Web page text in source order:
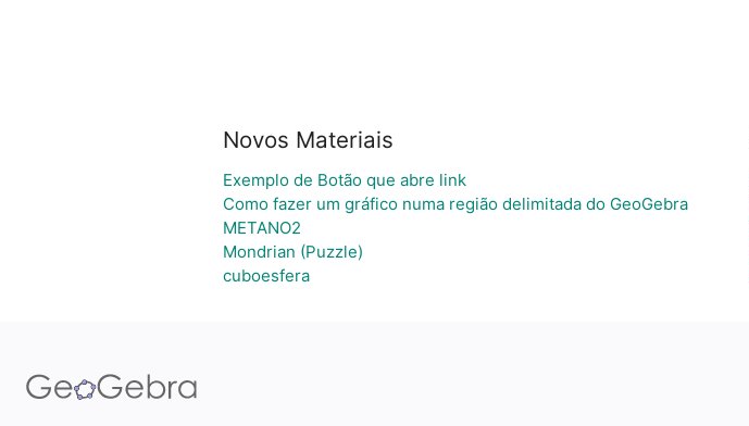
Novos Materiais
Exemplo de Botão que abre link
Como fazer um gráfico numa região delimitada do GeoGebra
METANO2
Mondrian (Puzzle)
cuboesfera